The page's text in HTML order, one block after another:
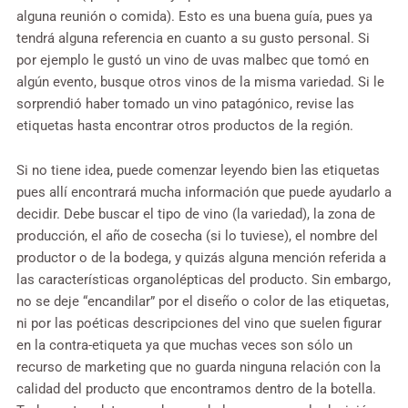
alguna reunión o comida). Esto es una buena guía, pues ya
tendrá alguna referencia en cuanto a su gusto personal. Si
por ejemplo le gustó un vino de uvas malbec que tomó en
algún evento, busque otros vinos de la misma variedad. Si le
sorprendió haber tomado un vino patagónico, revise las
etiquetas hasta encontrar otros productos de la región.
Si no tiene idea, puede comenzar leyendo bien las etiquetas
pues allí encontrará mucha información que puede ayudarlo a
decidir. Debe buscar el tipo de vino (la variedad), la zona de
producción, el año de cosecha (si lo tuviese), el nombre del
productor o de la bodega, y quizás alguna mención referida a
las características organolépticas del producto. Sin embargo,
no se deje “encandilar” por el diseño o color de las etiquetas,
ni por las poéticas descripciones del vino que suelen figurar
en la contra-etiqueta ya que muchas veces son sólo un
recurso de marketing que no guarda ninguna relación con la
calidad del producto que encontramos dentro de la botella.